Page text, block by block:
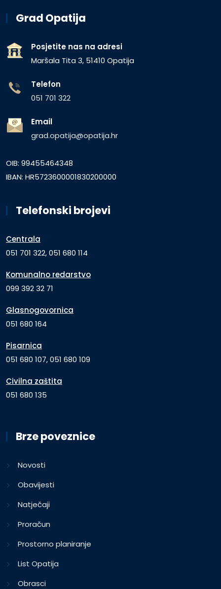
Grad Opatija
Posjetite nas na adresi
Maršala Tita 3, 51410 Opatija
Telefon
051 701 322
Email
grad.opatija@opatija.hr
OIB: 99455464348
IBAN: HR5723600001830200000
Telefonski brojevi
Centrala
051 701 322, 051 680 114
Komunalno redarstvo
099 392 32 71
Glasnogovornica
051 680 164
Pisarnica
051 680 107, 051 680 109
Civilna zaštita
051 680 135
Brze poveznice
Novosti
Obavijesti
Natječaji
Proračun
Prostorno planiranje
List Opatija
Obrasci